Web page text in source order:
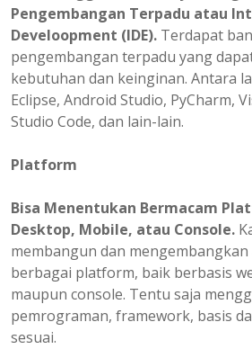
Pengembangan Terpadu atau
Develoopment (IDE). Terdapat
pengembangan terpadu yang
kebutuhan dan keinginan. Antara
Eclipse, Android Studio, PyCharm,
Studio Code, dan lain-lain.
Platform
Bisa Menentukan Bermacam
Desktop, Mobile, atau Console.
membangun dan mengembangkan
berbagai platform, baik berbasis
maupun console. Tentu saja
pemrograman, framework, basis
sesuai.